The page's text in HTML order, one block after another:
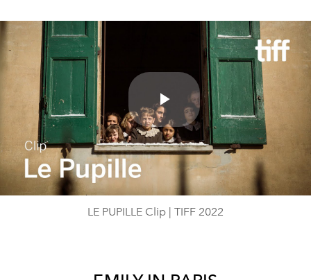
Play
Video
LE PUPILLE Clip | TIFF 2022